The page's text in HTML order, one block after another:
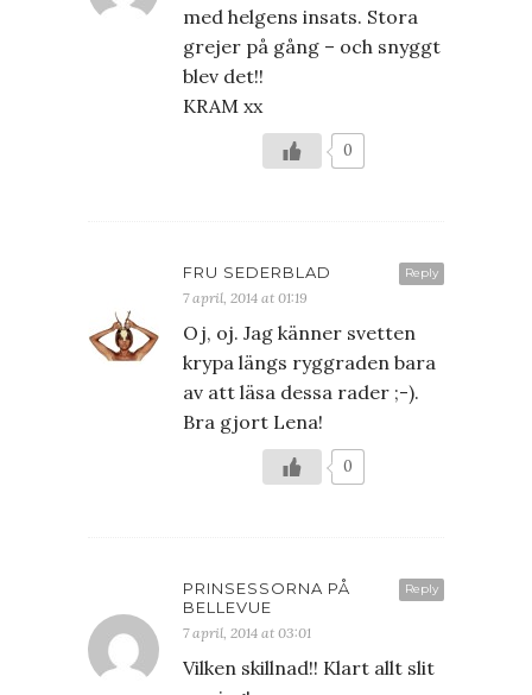
med helgens insats. Stora
grejer på gång – och snyggt
blev det!!
KRAM xx
0
Reply
FRU SEDERBLAD
7 april, 2014 at 01:19
Oj, oj. Jag känner svetten
krypa längs ryggraden bara
av att läsa dessa rader ;-).
Bra gjort Lena!
0
Reply
PRINSESSORNA PÅ
BELLEVUE
7 april, 2014 at 03:01
Vilken skillnad!! Klart allt slit